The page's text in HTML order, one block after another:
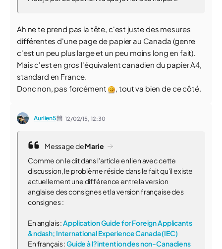
Ah ne te prend pas la tête, c'est juste des mesures
différentes d'une page de papier au Canada (genre
c'est un peu plus large et un peu moins long en fait).
Mais c'est en gros l'équivalent canadien du papier A4,
standard en France.
Donc non, pas forcément
, tout va bien de ce côté.
Aurlien5 12/02/15, 12:30
Message deMarie
Comme on le dit dans l'article en lien avec cette
discussion, le problème réside dans le fait qu'il existe
actuellement une différence entre la version
anglaise des consignes et la version française des
consignes :
En anglais :Application Guide for Foreign Applicants
&ndash; International Experience Canada (IEC)
En français :Guide à l?intention des non-Canadiens